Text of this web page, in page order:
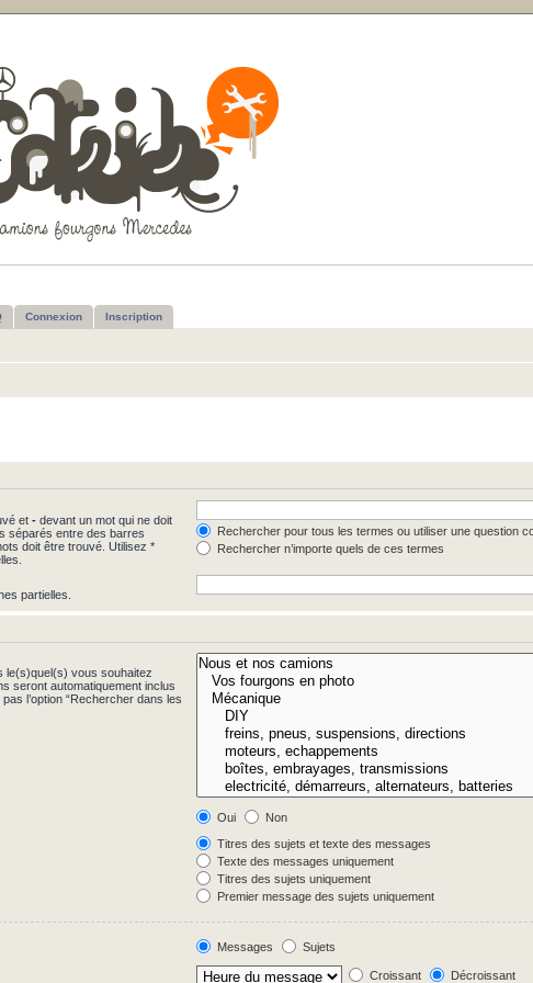
Connexion Inscription
et - devant un mot qui ne doit
séparés entre des barres
doit être trouvé. Utilisez *
Rechercher pour tous les termes ou utiliser une question
Rechercher n’importe quels de ces termes
partielles.
le(s)quel(s) vous souhaitez
seront automatiquement inclus
l’option “Rechercher dans les
Oui
Non
Titres des sujets et texte des messages
Texte des messages uniquement
Titres des sujets uniquement
Premier message des sujets uniquement
Messages
Sujets
Croissant Décroissant